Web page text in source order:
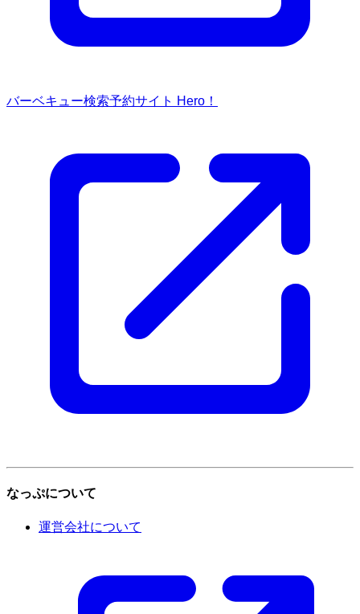
バーベキュー検索予約サイト Hero！
なっぷについて
運営会社について